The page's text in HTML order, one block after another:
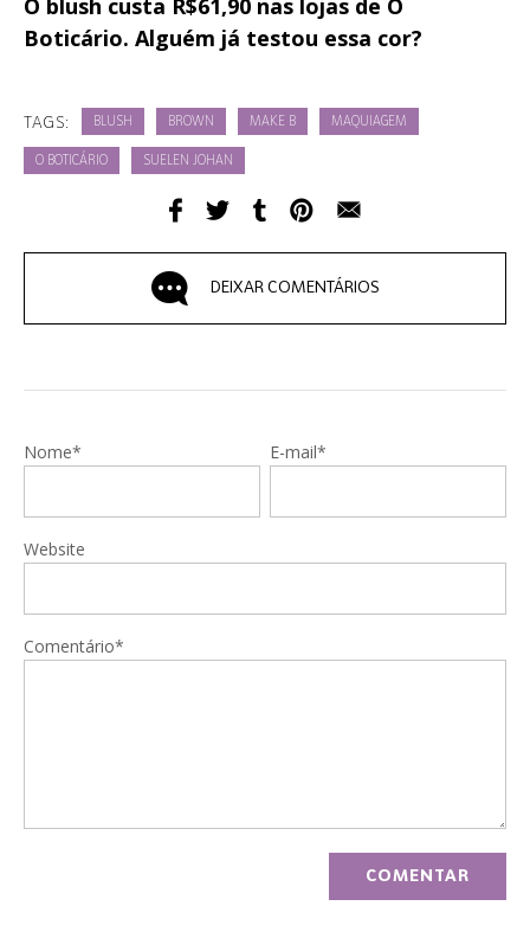
O blush custa R$61,90 nas lojas de O
Boticário. Alguém já testou essa cor?
TAGS: BLUSH BROWN MAKE B MAQUIAGEM
O BOTICÁRIO SUELEN JOHAN
DEIXAR COMENTÁRIOS
Nome* E-mail*
Website
Comentário*